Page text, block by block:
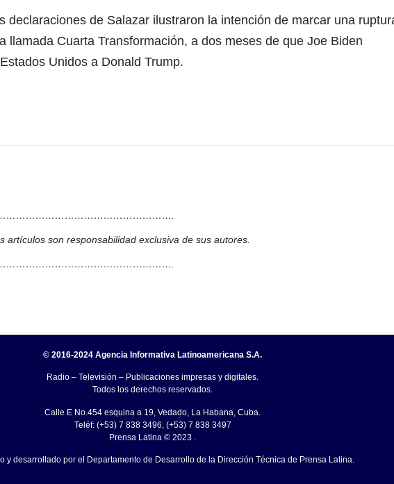
declaraciones de Salazar ilustraron la intención de marcar una
llamada Cuarta Transformación, a dos meses de que Joe Biden
Unidos a Donald Trump.
artículos son responsabilidad exclusiva de sus autores.
© 2016-2024 Agencia Informativa Latinoamericana S.A.
Radio – Televisión – Publicaciones impresas y digitales.
Todos los derechos reservados.
Calle E No.454 esquina a 19, Vedado, La Habana, Cuba.
Teléf: (+53) 7 838 3496, (+53) 7 838 3497
Prensa Latina © 2023 .
y desarrollado por el Departamento de Desarrollo de la Dirección Técnica de Prensa Latina.